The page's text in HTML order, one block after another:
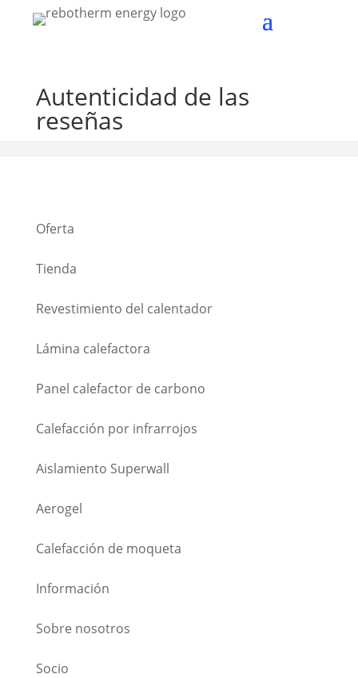
Autenticidad de las
reseñas
Oferta
Tienda
Revestimiento del calentador
Lámina calefactora
Panel calefactor de carbono
Calefacción por infrarrojos
Aislamiento Superwall
Aerogel
Calefacción de moqueta
Información
Sobre nosotros
Socio